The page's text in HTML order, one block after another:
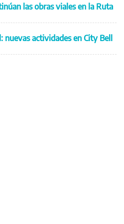
las obras viales en la Ruta
nuevas actividades en City Bell